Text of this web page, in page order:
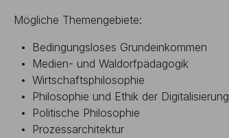
Mögliche Themengebiete:
Bedingungsloses Grundeinkommen
Medien- und Waldorfpädagogik
Wirtschaftsphilosophie
Philosophie und Ethik der Digitalisierung
Politische Philosophie
Prozessarchitektur